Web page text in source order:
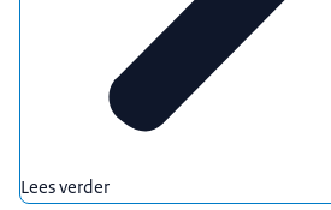
Lees verder